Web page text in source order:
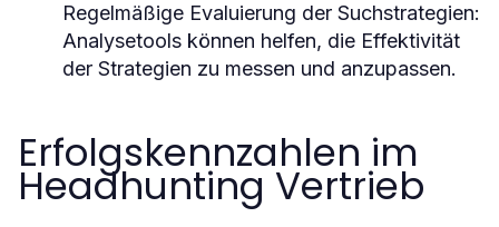
Regelmäßige Evaluierung der Suchstrategien:
Analysetools können helfen, die Effektivität
der Strategien zu messen und anzupassen.
Erfolgskennzahlen im
Headhunting Vertrieb